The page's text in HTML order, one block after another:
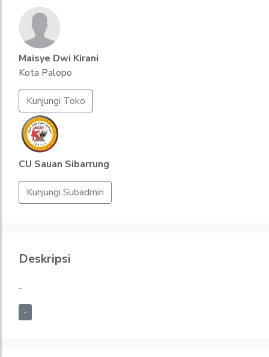
Maisye Dwi Kirani
Kota Palopo
Kunjungi Toko
CU Sauan Sibarrung
Kunjungi Subadmin
Deskripsi
-
-